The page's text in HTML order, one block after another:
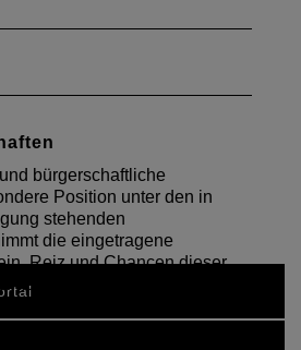
bürgerschaftliche
Position unter den in
stehenden
die eingetragene
Reiz und Chancen dieser